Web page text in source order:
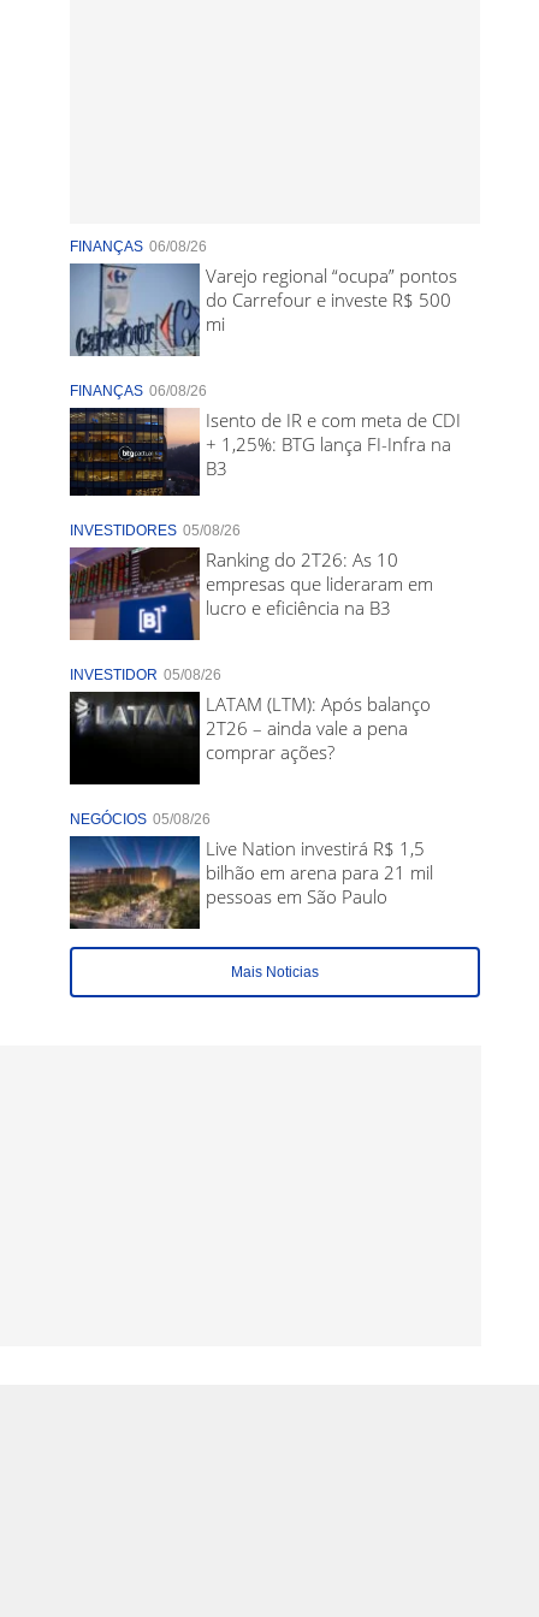
FINANÇAS 06/08/26
Varejo regional “ocupa” pontos
do Carrefour e investe R$ 500
mi
FINANÇAS 06/08/26
Isento de IR e com meta de CDI
+ 1,25%: BTG lança FI-Infra na
B3
INVESTIDORES 05/08/26
Ranking do 2T26: As 10
empresas que lideraram em
lucro e eficiência na B3
INVESTIDOR 05/08/26
LATAM (LTM): Após balanço
2T26 – ainda vale a pena
comprar ações?
NEGÓCIOS 05/08/26
Live Nation investirá R$ 1,5
bilhão em arena para 21 mil
pessoas em São Paulo
Mais Noticias